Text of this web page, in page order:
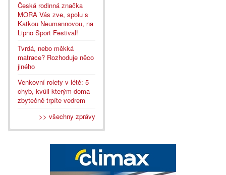
Česká rodinná značka
MORA Vás zve, spolu s
Katkou Neumannovou, na
Lipno Sport Festival!
Tvrdá, nebo měkká
matrace? Rozhoduje něco
jiného
Venkovní rolety v létě: 5
chyb, kvůli kterým doma
zbytečně trpíte vedrem
>> všechny zprávy